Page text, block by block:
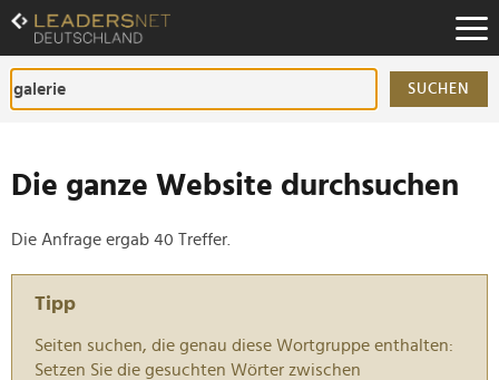
Zum
Inhalt
Zur
Fußzeilen-
Navigation
SUCHEN
Die ganze Website durchsuchen
Die Anfrage ergab 40 Treffer.
Tipp
Seiten suchen, die genau diese Wortgruppe enthalten:
Setzen Sie die gesuchten Wörter zwischen